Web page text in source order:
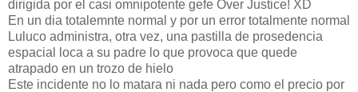
dirigida por el casi omnipotente gefe Over Justice! XD
En un dia totalemnte normal y por un error totalmente normal
Luluco administra, otra vez, una pastilla de prosedencia
espacial loca a su padre lo que provoca que quede
atrapado en un trozo de hielo
Este incidente no lo matara ni nada pero como el precio por